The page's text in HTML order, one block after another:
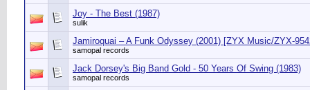
Joy - The Best (1987)
sulik
Jamiroquai – A Funk Odyssey (2001) [ZYX Music/ZYX-
samopal records
Jack Dorsey's Big Band Gold - 50 Years Of Swing (1983)
samopal records